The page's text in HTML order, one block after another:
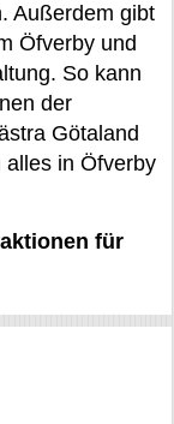
Außerdem gibt
Öfverby und
So kann
der
Götaland
alles in Öfverby
für